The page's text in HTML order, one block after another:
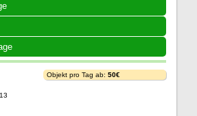
Objekt pro Tag ab: 50€